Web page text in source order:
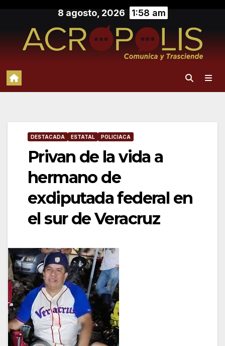
contenido
8 agosto, 2026 1:58 am
DESTACADA ESTATAL POLICIACA
Privan de la vida a
hermano de
exdiputada federal en
el sur de Veracruz